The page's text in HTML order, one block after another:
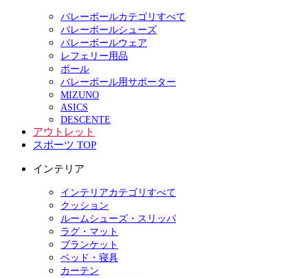
バレーボールカテゴリすべて
バレーボールシューズ
バレーボールウェア
レフェリー用品
ボール
バレーボール用サポーター
MIZUNO
ASICS
DESCENTE
アウトレット
スポーツ TOP
インテリア
インテリアカテゴリすべて
クッション
ルームシューズ・スリッパ
ラグ・マット
ブランケット
ベッド・寝具
カーテン